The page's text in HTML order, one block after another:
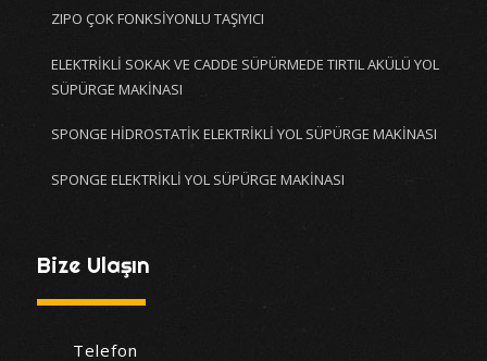
ZIPO ÇOK FONKSİYONLU TAŞIYICI
ELEKTRİKLİ SOKAK VE CADDE SÜPÜRMEDE TIRTIL AKÜLÜ YOL
SÜPÜRGE MAKİNASI
SPONGE HİDROSTATİK ELEKTRİKLİ YOL SÜPÜRGE MAKİNASI
SPONGE ELEKTRİKLİ YOL SÜPÜRGE MAKİNASI
Bize Ulaşın
Telefon